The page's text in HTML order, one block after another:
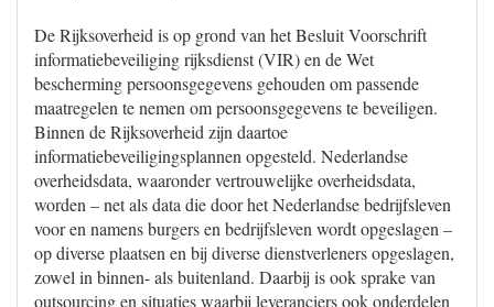
De Rijksoverheid is op grond van het Besluit Voorschrift
informatiebeveiliging rijksdienst (VIR) en de Wet
bescherming persoonsgegevens gehouden om passende
maatregelen te nemen om persoonsgegevens te beveiligen.
Binnen de Rijksoverheid zijn daartoe
informatiebeveiligingsplannen opgesteld. Nederlandse
overheidsdata, waaronder vertrouwelijke overheidsdata,
worden – net als data die door het Nederlandse bedrijfsleven
voor en namens burgers en bedrijfsleven wordt opgeslagen –
op diverse plaatsen en bij diverse dienstverleners opgeslagen,
zowel in binnen- als buitenland. Daarbij is ook sprake van
outsourcing en situaties waarbij leveranciers ook onderdelen